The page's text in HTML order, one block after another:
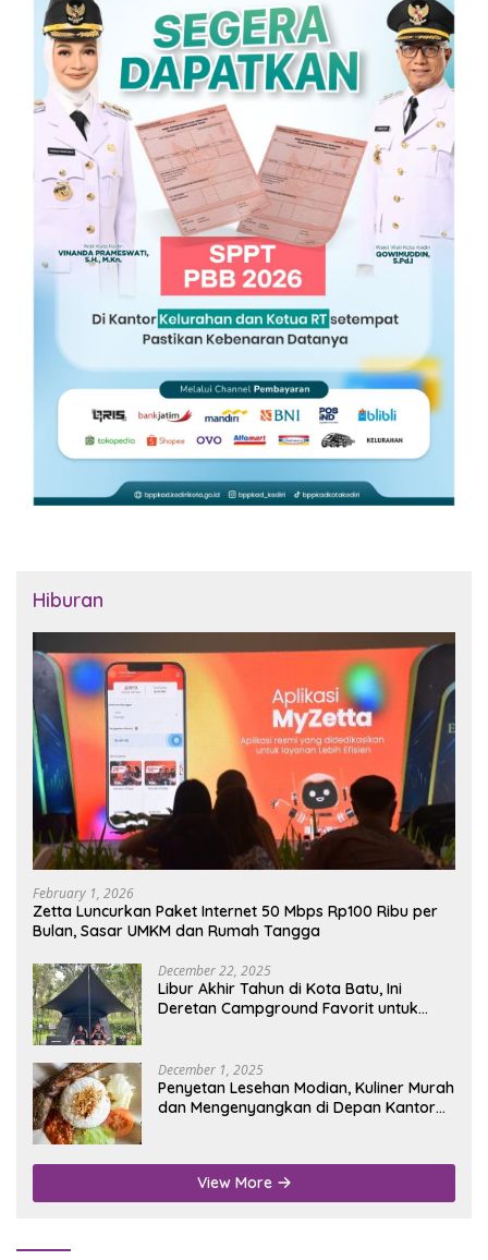
Hiburan
February 1, 2026
Zetta Luncurkan Paket Internet 50 Mbps Rp100 Ribu per
Bulan, Sasar UMKM dan Rumah Tangga
December 22, 2025
Libur Akhir Tahun di Kota Batu, Ini
Deretan Campground Favorit untuk
December 1, 2025
Penyetan Lesehan Modian, Kuliner Murah
dan Mengenyangkan di Depan Kantor
View More